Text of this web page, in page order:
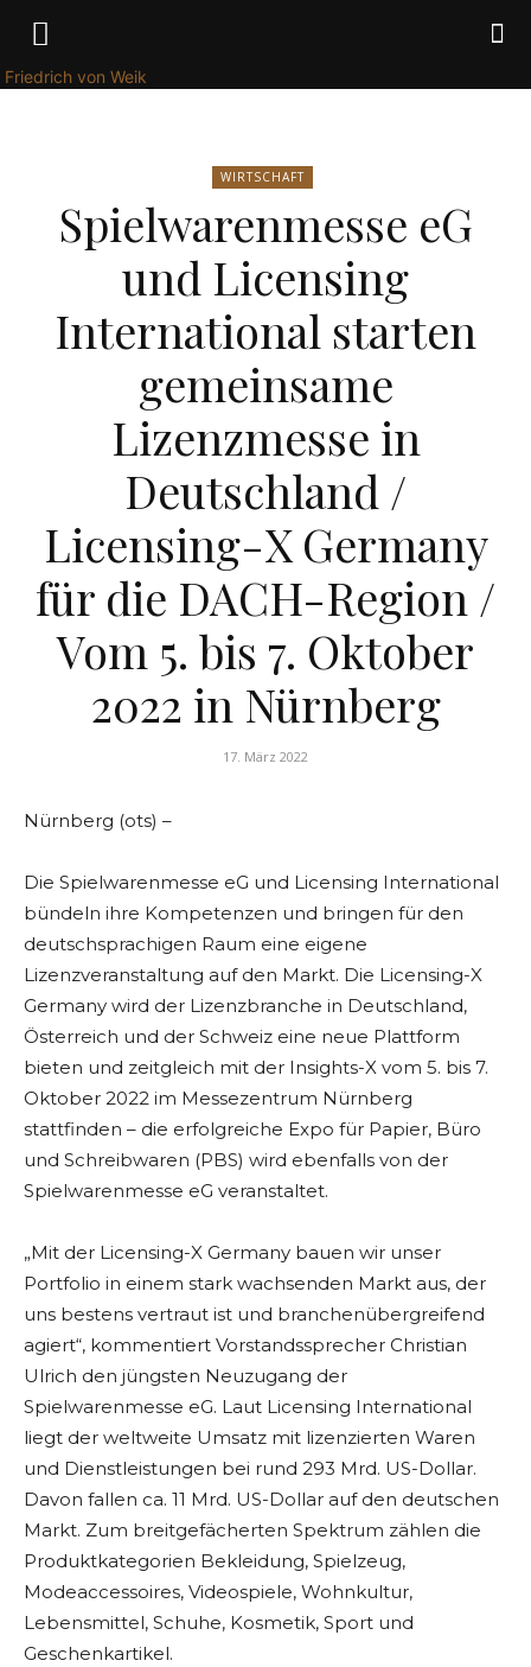
Friedrich von Weik
WIRTSCHAFT
Spielwarenmesse eG
und Licensing
International starten
gemeinsame
Lizenzmesse in
Deutschland /
Licensing-X Germany
für die DACH-Region /
Vom 5. bis 7. Oktober
2022 in Nürnberg
17. März 2022
Nürnberg (ots) –
Die Spielwarenmesse eG und Licensing International
bündeln ihre Kompetenzen und bringen für den
deutschsprachigen Raum eine eigene
Lizenzveranstaltung auf den Markt. Die Licensing-X
Germany wird der Lizenzbranche in Deutschland,
Österreich und der Schweiz eine neue Plattform
bieten und zeitgleich mit der Insights-X vom 5. bis 7.
Oktober 2022 im Messezentrum Nürnberg
stattfinden – die erfolgreiche Expo für Papier, Büro
und Schreibwaren (PBS) wird ebenfalls von der
Spielwarenmesse eG veranstaltet.
„Mit der Licensing-X Germany bauen wir unser
Portfolio in einem stark wachsenden Markt aus, der
uns bestens vertraut ist und branchenübergreifend
agiert“, kommentiert Vorstandssprecher Christian
Ulrich den jüngsten Neuzugang der
Spielwarenmesse eG. Laut Licensing International
liegt der weltweite Umsatz mit lizenzierten Waren
und Dienstleistungen bei rund 293 Mrd. US-Dollar.
Davon fallen ca. 11 Mrd. US-Dollar auf den deutschen
Markt. Zum breitgefächerten Spektrum zählen die
Produktkategorien Bekleidung, Spielzeug,
Modeaccessoires, Videospiele, Wohnkultur,
Lebensmittel, Schuhe, Kosmetik, Sport und
Geschenkartikel.